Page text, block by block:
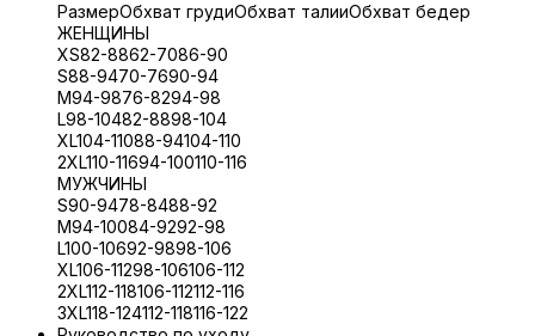
РазмерОбхват грудиОбхват талииОбхват бедер
ЖЕНЩИНЫ
XS82-8862-7086-90
S88-9470-7690-94
M94-9876-8294-98
L98-10482-8898-104
XL104-11088-94104-110
2XL110-11694-100110-116
МУЖЧИНЫ
S90-9478-8488-92
M94-10084-9292-98
L100-10692-9898-106
XL106-11298-106106-112
2XL112-118106-112112-116
3XL118-124112-118116-122